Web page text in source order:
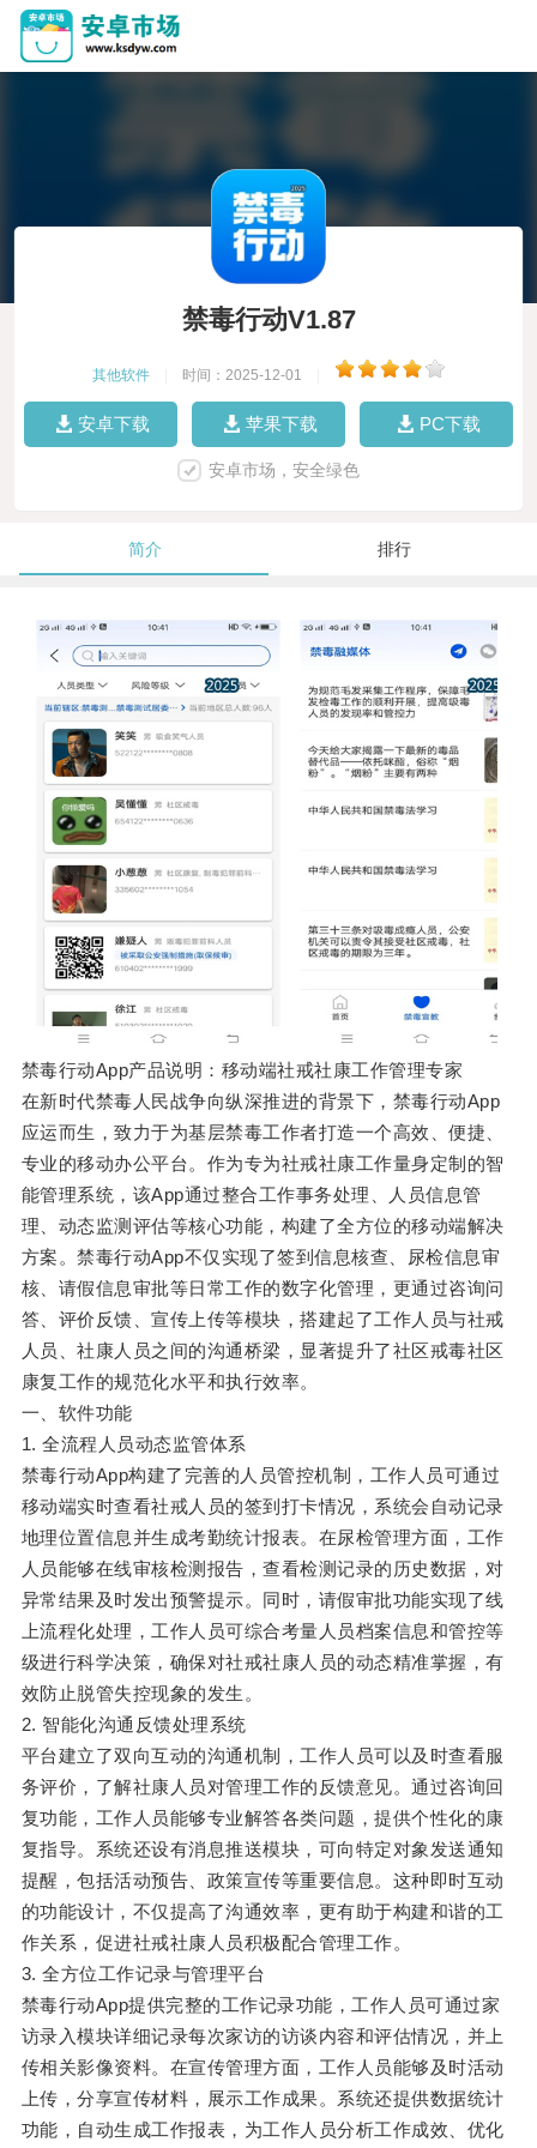
禁毒行动V1.87
其他软件 时间：2025-12-01
安卓下载 苹果下载 PC下载
安卓市场，安全绿色
简介 排行
禁毒行动App产品说明：移动端社戒社康工作管理专家
在新时代禁毒人民战争向纵深推进的背景下，禁毒行动App
应运而生，致力于为基层禁毒工作者打造一个高效、便捷、
专业的移动办公平台。作为专为社戒社康工作量身定制的智
能管理系统，该App通过整合工作事务处理、人员信息管
理、动态监测评估等核心功能，构建了全方位的移动端解决
方案。禁毒行动App不仅实现了签到信息核查、尿检信息审
核、请假信息审批等日常工作的数字化管理，更通过咨询问
答、评价反馈、宣传上传等模块，搭建起了工作人员与社戒
人员、社康人员之间的沟通桥梁，显著提升了社区戒毒社区
康复工作的规范化水平和执行效率。
一、软件功能
1. 全流程人员动态监管体系
禁毒行动App构建了完善的人员管控机制，工作人员可通过
移动端实时查看社戒人员的签到打卡情况，系统会自动记录
地理位置信息并生成考勤统计报表。在尿检管理方面，工作
人员能够在线审核检测报告，查看检测记录的历史数据，对
异常结果及时发出预警提示。同时，请假审批功能实现了线
上流程化处理，工作人员可综合考量人员档案信息和管控等
级进行科学决策，确保对社戒社康人员的动态精准掌握，有
效防止脱管失控现象的发生。
2. 智能化沟通反馈处理系统
平台建立了双向互动的沟通机制，工作人员可以及时查看服
务评价，了解社康人员对管理工作的反馈意见。通过咨询回
复功能，工作人员能够专业解答各类问题，提供个性化的康
复指导。系统还设有消息推送模块，可向特定对象发送通知
提醒，包括活动预告、政策宣传等重要信息。这种即时互动
的功能设计，不仅提高了沟通效率，更有助于构建和谐的工
作关系，促进社戒社康人员积极配合管理工作。
3. 全方位工作记录与管理平台
禁毒行动App提供完整的工作记录功能，工作人员可通过家
访录入模块详细记录每次家访的访谈内容和评估情况，并上
传相关影像资料。在宣传管理方面，工作人员能够及时活动
上传，分享宣传材料，展示工作成果。系统还提供数据统计
功能，自动生成工作报表，为工作人员分析工作成效、优化